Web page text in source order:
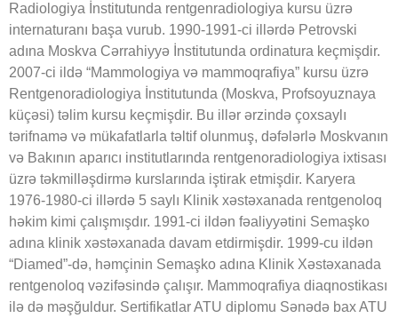
Radiologiya İnstitutunda rentgenradiologiya kursu üzrə
internaturanı başa vurub. 1990-1991-ci illərdə Petrovski
adına Moskva Cərrahiyyə İnstitutunda ordinatura keçmişdir.
2007-ci ildə “Mammologiya və mammoqrafiya” kursu üzrə
Rentgenoradiologiya İnstitutunda (Moskva, Profsoyuznaya
küçəsi) təlim kursu keçmişdir. Bu illər ərzində çoxsaylı
tərifnamə və mükafatlarla təltif olunmuş, dəfələrlə Moskvanın
və Bakının aparıcı institutlarında rentgenoradiologiya ixtisası
üzrə təkmilləşdirmə kurslarında iştirak etmişdir. Karyera
1976-1980-ci illərdə 5 saylı Klinik xəstəxanada rentgenoloq
həkim kimi çalışmışdır. 1991-ci ildən fəaliyyətini Semaşko
adına klinik xəstəxanada davam etdirmişdir. 1999-cu ildən
“Diamed”-də, həmçinin Semaşko adına Klinik Xəstəxanada
rentgenoloq vəzifəsində çalışır. Mammoqrafiya diaqnostikası
ilə də məşğuldur. Sertifikatlar ATU diplomu Sənədə bax ATU